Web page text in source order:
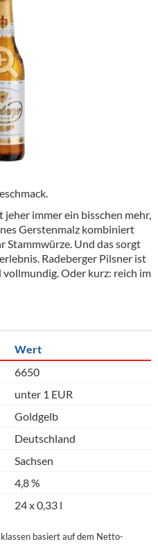
immer ein bisschen mehr,
Gerstenmalz kombiniert
Stammwürze. Und das sorgt
Radeberger Pilsner ist
Oder kurz: reich im
Wert
6650
unter 1 EUR
Goldgelb
Deutschland
Sachsen
4,8 %
24 x 0,33 l
basiert auf dem Netto-